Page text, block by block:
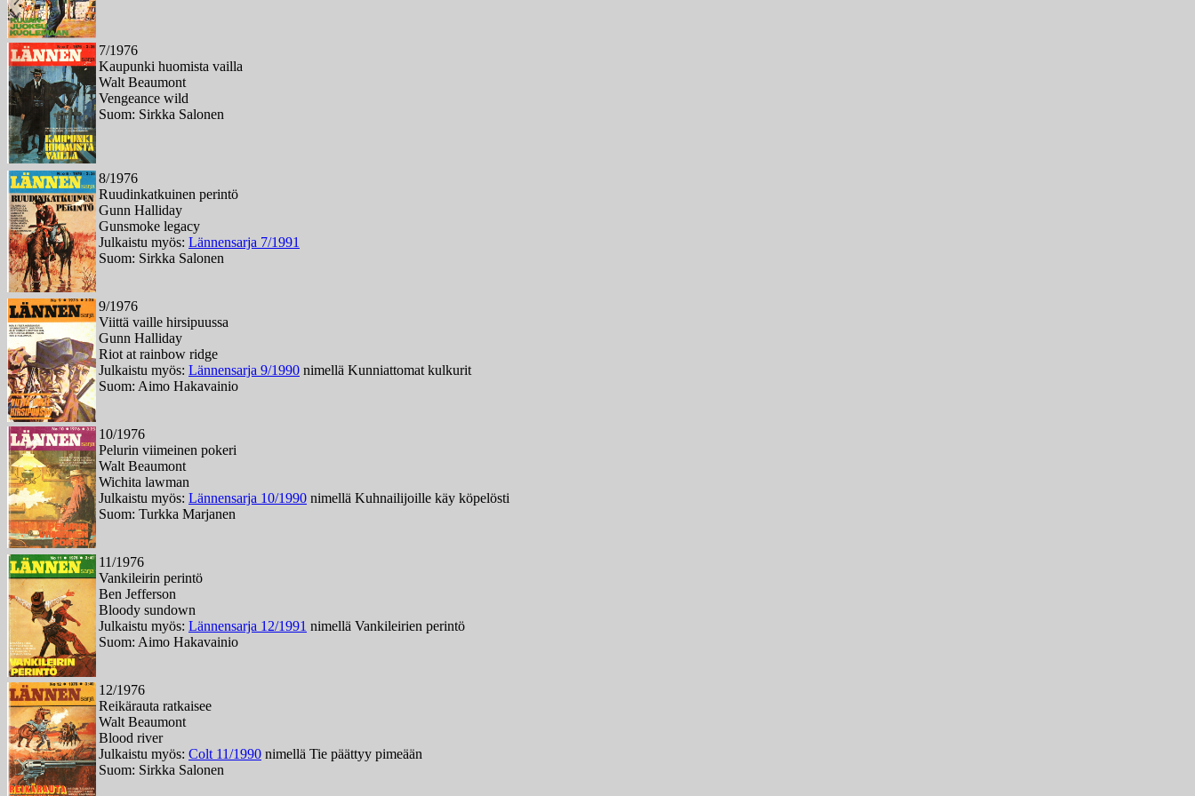
7/1976
Kaupunki huomista vailla
Walt Beaumont
Vengeance wild
Suom: Sirkka Salonen
8/1976
Ruudinkatkuinen perintö
Gunn Halliday
Gunsmoke legacy
Julkaistu myös: Lännensarja 7/1991
Suom: Sirkka Salonen
9/1976
Viittä vaille hirsipuussa
Gunn Halliday
Riot at rainbow ridge
Julkaistu myös: Lännensarja 9/1990 nimellä Kunniattomat kulkurit
Suom: Aimo Hakavainio
10/1976
Pelurin viimeinen pokeri
Walt Beaumont
Wichita lawman
Julkaistu myös: Lännensarja 10/1990 nimellä Kuhnailijoille käy köpelösti
Suom: Turkka Marjanen
11/1976
Vankileirin perintö
Ben Jefferson
Bloody sundown
Julkaistu myös: Lännensarja 12/1991 nimellä Vankileirien perintö
Suom: Aimo Hakavainio
12/1976
Reikärauta ratkaisee
Walt Beaumont
Blood river
Julkaistu myös: Colt 11/1990 nimellä Tie päättyy pimeään
Suom: Sirkka Salonen